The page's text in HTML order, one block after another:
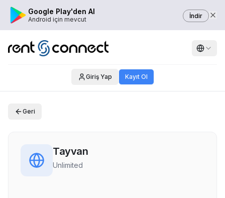
Google Play'den Al
Android için mevcut İndir
Giriş Yap Kayıt Ol
Geri
Tayvan
Unlimited